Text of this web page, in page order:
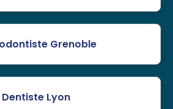
Grenoble
Dentiste Lyon